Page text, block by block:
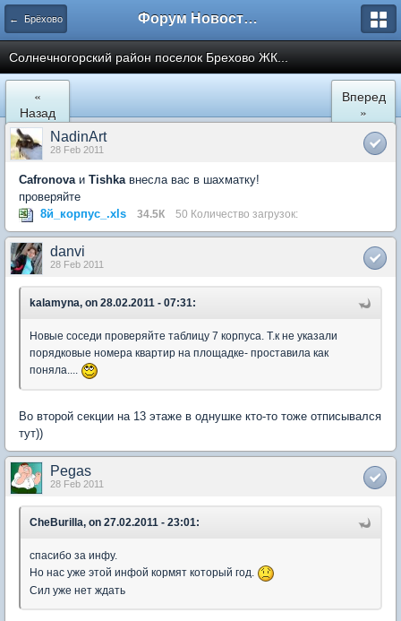
← Брёхово Форум Новостройки
Cолнечногорский район поселок Брехово ЖК...
«
Назад
Вперед
»
NadinArt
28 Feb 2011
Cafronova и Tishkaвнесла вас в шахматку!
проверяйте
8й_корпус_.xls
34.5К 50 Количество загрузок:
danvi
28 Feb 2011
kalamyna, on 28.02.2011 - 07:31:
Новые соседи проверяйте таблицу 7 корпуса. Т.к не указали
порядковые номера квартир на площадке- проставила как
поняла....
Во второй секции на 13 этаже в однушке кто-то тоже отписывался
тут))
Pegas
28 Feb 2011
CheBurilla, on 27.02.2011 - 23:01:
спасибо за инфу.
Но нас уже этой инфой кормят который год.
Сил уже нет ждать